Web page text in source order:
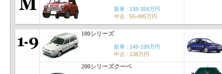
新車 : 139-359万円
中古 : 55-495万円
100シリーズ
新車 : 149-199万円
中古 : 138万円
200シリーズクーペ